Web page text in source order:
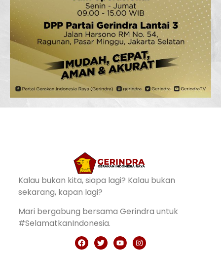
Kalau bukan kita, siapa lagi? Kalau bukan
sekarang, kapan lagi?
Mari bergabung bersama Gerindra untuk
#SelamatkanIndonesia.